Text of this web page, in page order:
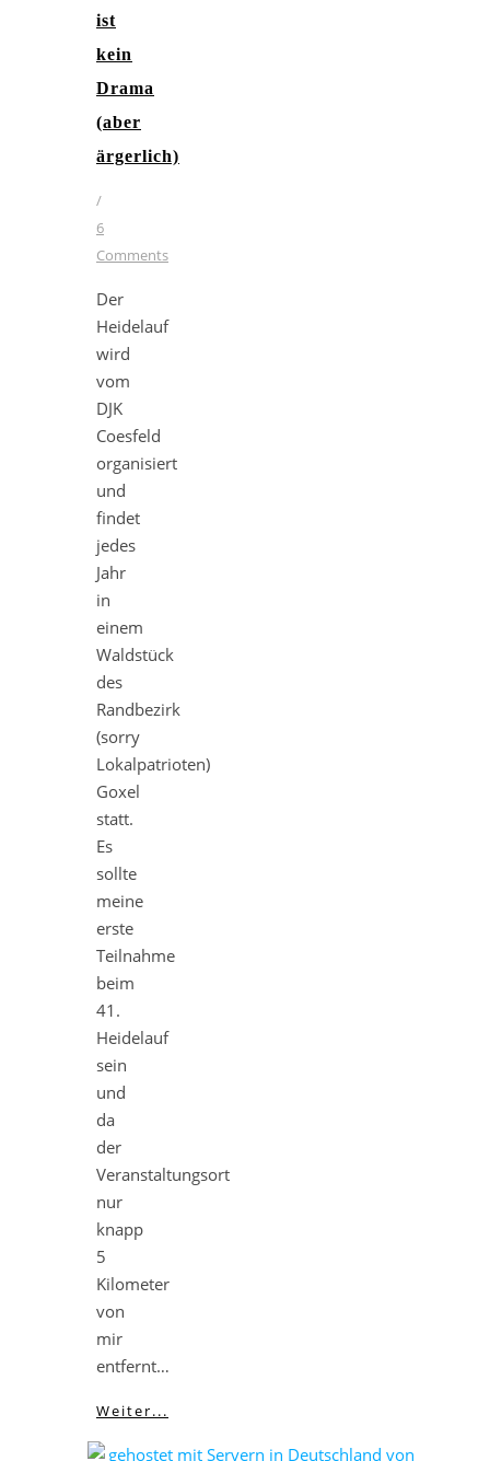
ist
kein
Drama
(aber
ärgerlich)
/
6
Comments
Der
Heidelauf
wird
vom
DJK
Coesfeld
organisiert
und
findet
jedes
Jahr
in
einem
Waldstück
des
Randbezirk
(sorry
Lokalpatrioten)
Goxel
statt.
Es
sollte
meine
erste
Teilnahme
beim
41.
Heidelauf
sein
und
da
der
Veranstaltungsort
nur
knapp
5
Kilometer
von
mir
entfernt…
Weiter...